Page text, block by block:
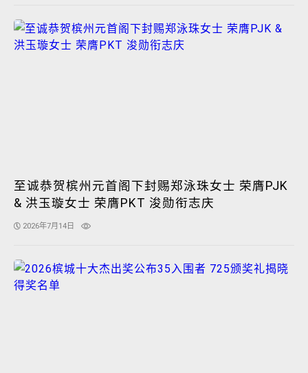
至诚恭贺槟州元首阁下封赐郑泳珠女士 荣膺PJK
& 洪玉璇女士 荣膺PKT 浚勋衔志庆
2026年7月14日